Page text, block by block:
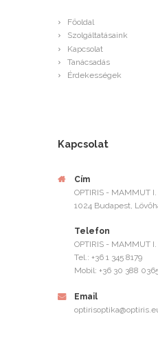
Főoldal
Szolgáltatásaink
Kapcsolat
Tanácsadás
Érdekességek
Kapcsolat
Cím
OPTIRIS - MAMMUT I.
1024 Budapest,
Telefon
OPTIRIS - MAMMUT I.
Tel.: +36 1 345 8179
Mobil: +36 30 388
Email